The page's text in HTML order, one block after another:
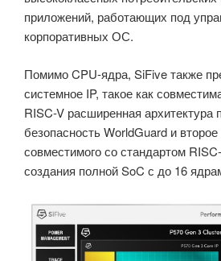
приложений, работающих под
корпоративных ОС.
Помимо CPU-ядра, SiFive также
системное IP, такое как
RISC-V расширенная архитектура
безопасность WorldGuard и
совместимого со стандартом
создания полной SoC с до 16